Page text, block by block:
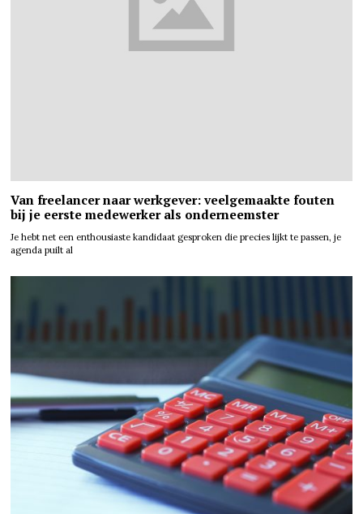
Van freelancer naar werkgever: veelgemaakte fouten
bij je eerste medewerker als onderneemster
Je hebt net een enthousiaste kandidaat gesproken die precies lijkt te passen, je
agenda puilt al